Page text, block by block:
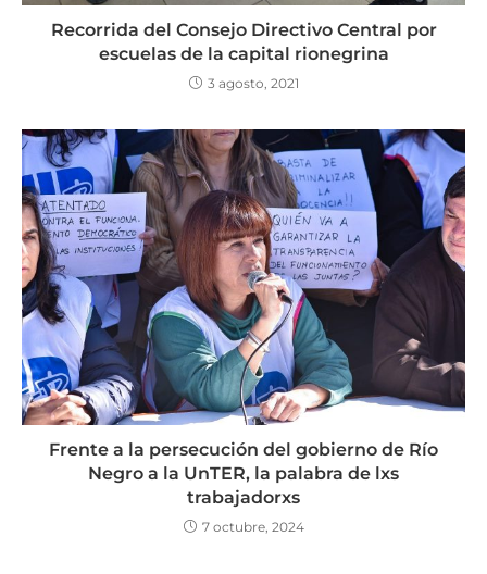
Recorrida del Consejo Directivo Central por
escuelas de la capital rionegrina
3 agosto, 2021
Frente a la persecución del gobierno de Río
Negro a la UnTER, la palabra de lxs
trabajadorxs
7 octubre, 2024